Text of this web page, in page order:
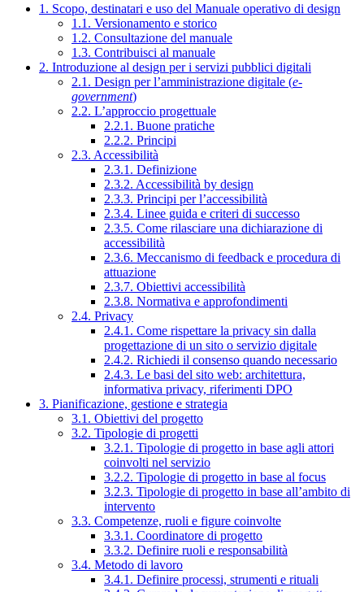
1. Scopo, destinatari e uso del Manuale operativo di design
1.1. Versionamento e storico
1.2. Consultazione del manuale
1.3. Contribuisci al manuale
2. Introduzione al design per i servizi pubblici digitali
2.1. Design per l’amministrazione digitale (e-
government)
2.2. L’approccio progettuale
2.2.1. Buone pratiche
2.2.2. Principi
2.3. Accessibilità
2.3.1. Definizione
2.3.2. Accessibilità by design
2.3.3. Principi per l’accessibilità
2.3.4. Linee guida e criteri di successo
2.3.5. Come rilasciare una dichiarazione di
accessibilità
2.3.6. Meccanismo di feedback e procedura di
attuazione
2.3.7. Obiettivi accessibilità
2.3.8. Normativa e approfondimenti
2.4. Privacy
2.4.1. Come rispettare la privacy sin dalla
progettazione di un sito o servizio digitale
2.4.2. Richiedi il consenso quando necessario
2.4.3. Le basi del sito web: architettura,
informativa privacy, riferimenti DPO
3. Pianificazione, gestione e strategia
3.1. Obiettivi del progetto
3.2. Tipologie di progetti
3.2.1. Tipologie di progetto in base agli attori
coinvolti nel servizio
3.2.2. Tipologie di progetto in base al focus
3.2.3. Tipologie di progetto in base all’ambito di
intervento
3.3. Competenze, ruoli e figure coinvolte
3.3.1. Coordinatore di progetto
3.3.2. Definire ruoli e responsabilità
3.4. Metodo di lavoro
3.4.1. Definire processi, strumenti e rituali